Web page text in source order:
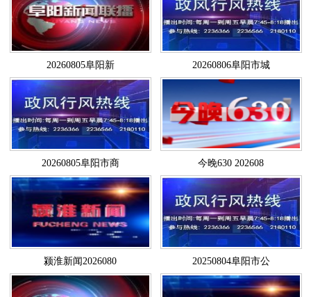
20260805阜阳新 20260806阜阳市城
20260805阜阳市商 今晚630 202608
颍淮新闻2026080 20250804阜阳市公